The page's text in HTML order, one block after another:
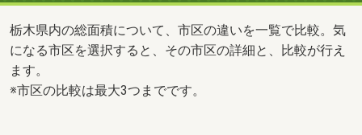
栃木県内の総面積について、市区の違いを一覧で比較。気
になる市区を選択すると、その市区の詳細と、比較が行え
ます。
※市区の比較は最大3つまでです。